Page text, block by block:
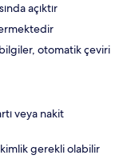
açıktır
otomatik çeviri
veya nakit
gerekli olabilir